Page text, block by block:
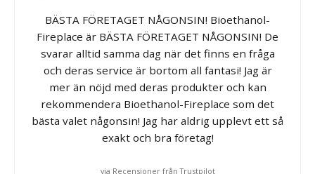
BÄSTA FÖRETAGET NÅGONSIN! Bioethanol-
Fireplace är BÄSTA FÖRETAGET NÅGONSIN! De
svarar alltid samma dag när det finns en fråga
och deras service är bortom all fantasi! Jag är
mer än nöjd med deras produkter och kan
rekommendera Bioethanol-Fireplace som det
bästa valet någonsin! Jag har aldrig upplevt ett så
exakt och bra företag!
via Recensioner från Trustpilot